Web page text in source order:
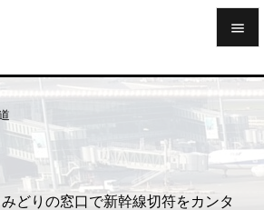

サイド


みどりの窓口で新幹線切符をカンタ